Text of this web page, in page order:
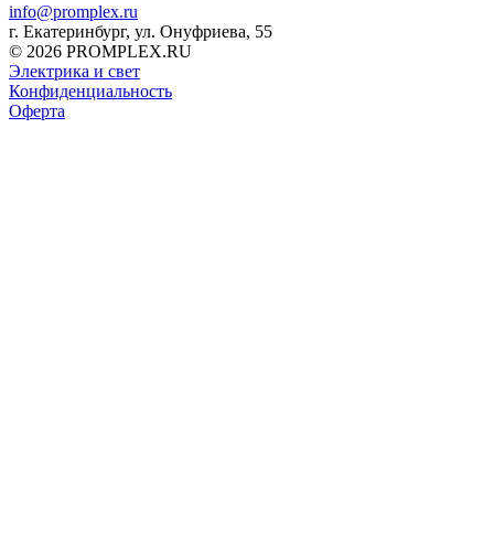
info@promplex.ru
г. Екатеринбург, ул. Онуфриева, 55
© 2026 PROMPLEX.RU
Электрика и свет
Конфиденциальность
Оферта